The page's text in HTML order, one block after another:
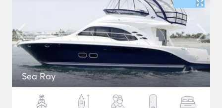
Sea Ray